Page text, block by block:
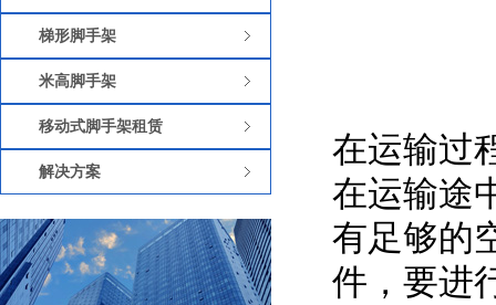
梯形脚手架
米高脚手架
移动式脚手架租赁
解决方案
在运输过
在运输途
有足够的
件，要进